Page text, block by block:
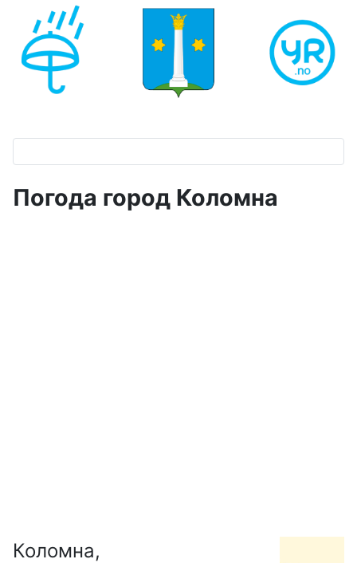
Погода город Коломна
Коломна,